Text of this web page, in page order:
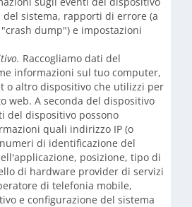
del sistema, rapporti di errore (a
dump") e impostazioni
Raccogliamo dati del
informazioni sul tuo computer,
o altro dispositivo che utilizzi per
web. A seconda del dispositivo
del dispositivo possono
quali indirizzo IP (o
di identificazione del
posizione, tipo di
di hardware provider di servizi
di telefonia mobile,
e configurazione del sistema